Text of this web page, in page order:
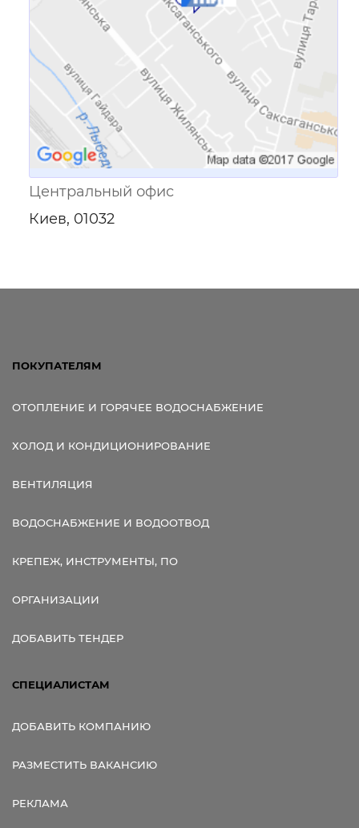
Центральный офис
Киев, 01032
ПОКУПАТЕЛЯМ
ОТОПЛЕНИЕ И ГОРЯЧЕЕ ВОДОСНАБЖЕНИЕ
ХОЛОД И КОНДИЦИОНИРОВАНИЕ
ВЕНТИЛЯЦИЯ
ВОДОСНАБЖЕНИЕ И ВОДООТВОД
КРЕПЕЖ, ИНСТРУМЕНТЫ, ПО
ОРГАНИЗАЦИИ
ДОБАВИТЬ ТЕНДЕР
СПЕЦИАЛИСТАМ
ДОБАВИТЬ КОМПАНИЮ
РАЗМЕСТИТЬ ВАКАНСИЮ
РЕКЛАМА